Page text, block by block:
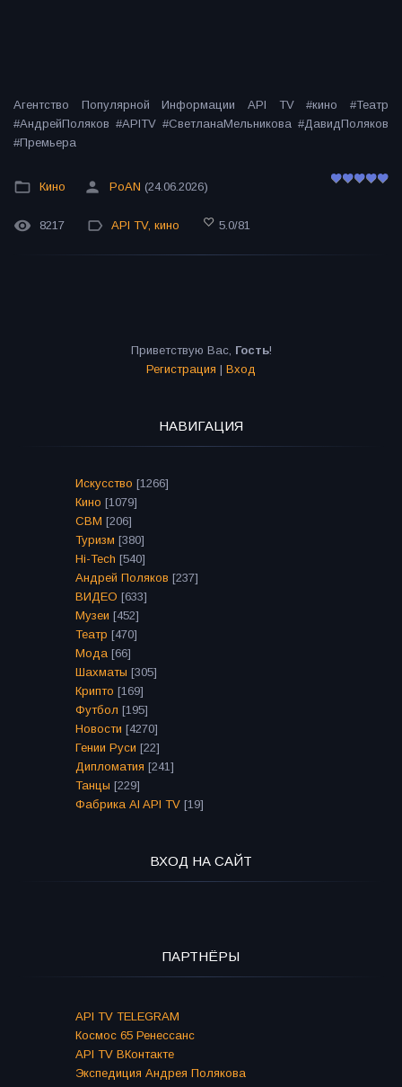
Агентство Популярной Информации API TV #кино #Театр
#АндрейПоляков #APITV #СветланаМельникова #ДавидПоляков
#Премьера
Кино PoAN (24.06.2026)
8217 API TV, кино 5.0/81
Приветствую Вас, Гость!
Регистрация | Вход
НАВИГАЦИЯ
Искусство [1266]
Кино [1079]
СВМ [206]
Туризм [380]
Hi-Tech [540]
Андрей Поляков [237]
ВИДЕО [633]
Музеи [452]
Театр [470]
Мода [66]
Шахматы [305]
Крипто [169]
Футбол [195]
Новости [4270]
Гении Руси [22]
Дипломатия [241]
Танцы [229]
Фабрика AI API TV [19]
ВХОД НА САЙТ
ПАРТНЁРЫ
API TV TELEGRAM
Космос 65 Ренессанс
API TV ВКонтакте
Экспедиция Андрея Полякова